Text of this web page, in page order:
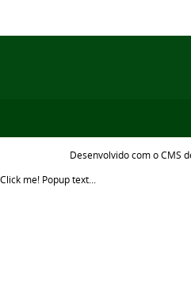
Desenvolvido com o CMS
Click me! Popup text...